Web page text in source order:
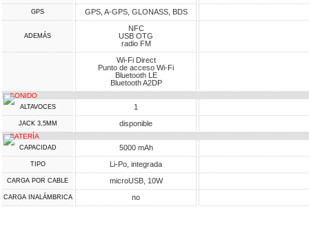
GPS GPS, A-GPS, GLONASS, BDS
ADEMÁS
NFC
USB OTG
radio FM
Wi-Fi Direct
Punto de acceso Wi-Fi
Bluetooth LE
Bluetooth A2DP
SONIDO
ALTAVOCES 1
JACK 3,5MM disponible
BATERÍA
CAPACIDAD 5000 mAh
TIPO Li-Po, integrada
CARGA POR CABLE microUSB, 10W
CARGA INALÁMBRICA no